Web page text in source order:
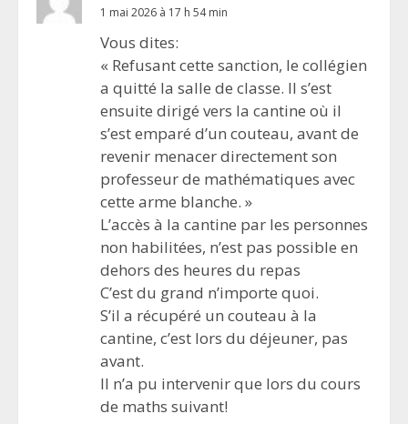
1 mai 2026 à 17 h 54 min
Vous dites:
« Refusant cette sanction, le collégien
a quitté la salle de classe. Il s’est
ensuite dirigé vers la cantine où il
s’est emparé d’un couteau, avant de
revenir menacer directement son
professeur de mathématiques avec
cette arme blanche. »
L’accès à la cantine par les personnes
non habilitées, n’est pas possible en
dehors des heures du repas
C’est du grand n’importe quoi.
S’il a récupéré un couteau à la
cantine, c’est lors du déjeuner, pas
avant.
Il n’a pu intervenir que lors du cours
de maths suivant!